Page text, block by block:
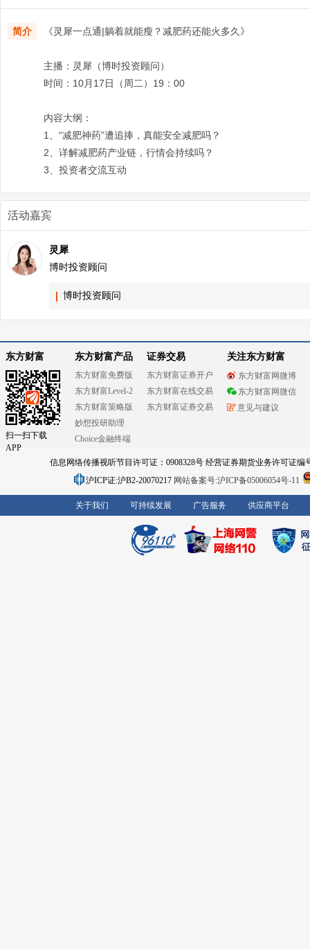
简介 《灵犀一点通|躺着就能瘦？减肥药还能火多久》
主播：灵犀（博时投资顾问）
时间：10月17日（周二）19：00
内容大纲：
1、“减肥神药”遭追捧，真能安全减肥吗？
2、详解减肥药产业链，行情会持续吗？
3、投资者交流互动
活动嘉宾
灵犀
博时投资顾问
博时投资顾问
东方财富
扫一扫下载
APP
东方财富产品
东方财富免费版
东方财富Level-2
东方财富策略版
妙想投研助理
Choice金融终端
证券交易
东方财富证券开户
东方财富在线交易
东方财富证券交易
关注东方财富
东方财富网微博
东方财富网微信
意见与建议
信息网络传播视听节目许可证：0908328号 经营证券期货业务许可证编
沪ICP证:沪B2-20070217 网站备案号:沪ICP备05006054号-11
关于我们 可持续发展 广告服务 供应商平台